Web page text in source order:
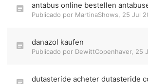
antabus online bestellen
Publicado por MartinaShows 25 Jul
danazol kaufen
Publicado por DewittCopenhaver, 25
dutasteride acheter dutasteride